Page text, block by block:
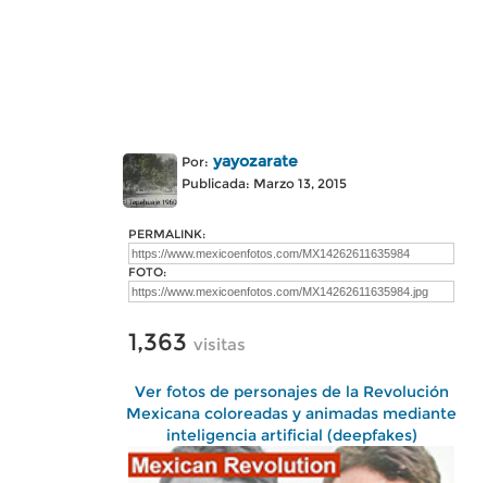
Por: yayozarate
Publicada: Marzo 13, 2015
PERMALINK:
FOTO:
1,363 visitas
Ver fotos de personajes de la Revolución
Mexicana coloreadas y animadas mediante
inteligencia artificial (deepfakes)